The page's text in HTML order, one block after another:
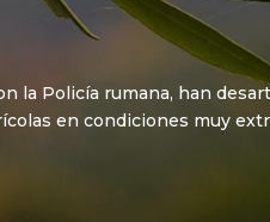
la Policía rumana, han
en condiciones muy